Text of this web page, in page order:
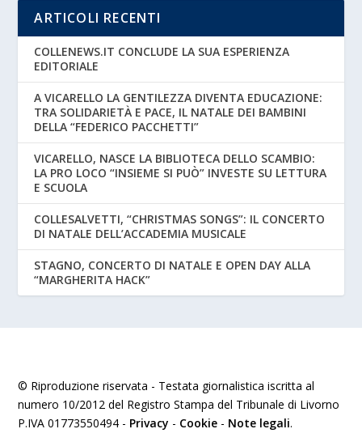
ARTICOLI RECENTI
COLLENEWS.IT CONCLUDE LA SUA ESPERIENZA
EDITORIALE
A VICARELLO LA GENTILEZZA DIVENTA EDUCAZIONE:
TRA SOLIDARIETÀ E PACE, IL NATALE DEI BAMBINI
DELLA “FEDERICO PACCHETTI”
VICARELLO, NASCE LA BIBLIOTECA DELLO SCAMBIO:
LA PRO LOCO “INSIEME SI PUÒ” INVESTE SU LETTURA
E SCUOLA
COLLESALVETTI, “CHRISTMAS SONGS”: IL CONCERTO
DI NATALE DELL’ACCADEMIA MUSICALE
STAGNO, CONCERTO DI NATALE E OPEN DAY ALLA
“MARGHERITA HACK”
© Riproduzione riservata - Testata giornalistica iscritta al
numero 10/2012 del Registro Stampa del Tribunale di Livorno
P.IVA 01773550494 - Privacy - Cookie - Note legali.